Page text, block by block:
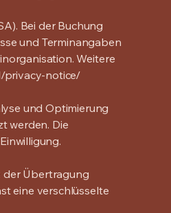
Bei der Buchung
und Terminangaben
Weitere
privacy-notice/
und Optimierung
werden. Die
der Übertragung
eine verschlüsselte